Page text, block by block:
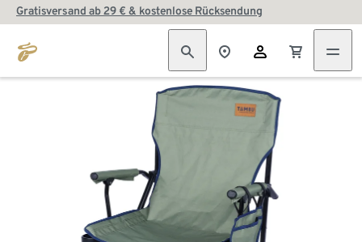
Gratisversand ab 29 € & kostenlose Rücksendung